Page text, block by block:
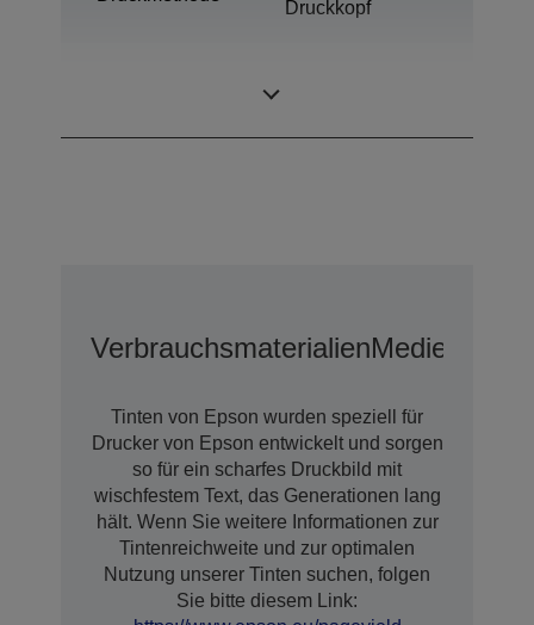
Druckkopf
VerbrauchsmaterialienMedien
Tinten von Epson wurden speziell für
Drucker von Epson entwickelt und sorgen
so für ein scharfes Druckbild mit
wischfestem Text, das Generationen lang
hält. Wenn Sie weitere Informationen zur
Tintenreichweite und zur optimalen
Nutzung unserer Tinten suchen, folgen
Sie bitte diesem Link: